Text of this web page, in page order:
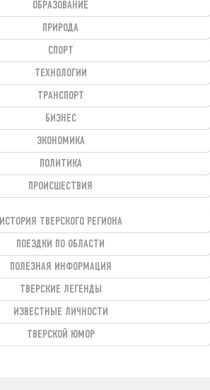
ОБРАЗОВАНИЕ
ПРИРОДА
СПОРТ
ТЕХНОЛОГИИ
ТРАНСПОРТ
БИЗНЕС
ЭКОНОМИКА
ПОЛИТИКА
ПРОИСШЕСТВИЯ
ИСТОРИЯ ТВЕРСКОГО РЕГИОНА
ПОЕЗДКИ ПО ОБЛАСТИ
ПОЛЕЗНАЯ ИНФОРМАЦИЯ
ТВЕРСКИЕ ЛЕГЕНДЫ
ИЗВЕСТНЫЕ ЛИЧНОСТИ
ТВЕРСКОЙ ЮМОР